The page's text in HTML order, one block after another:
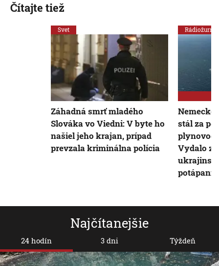
Najčítanejšie
24 hodín 3 dni Týždeň
Čítajte tiež
Svet
Záhadná smrť mladého
Slováka vo Viedni: V byte ho
našiel jeho krajan, prípad
prevzala kriminálna polícia
Rádiožurnál
Nemecko
stál za
Vydalo
potápania